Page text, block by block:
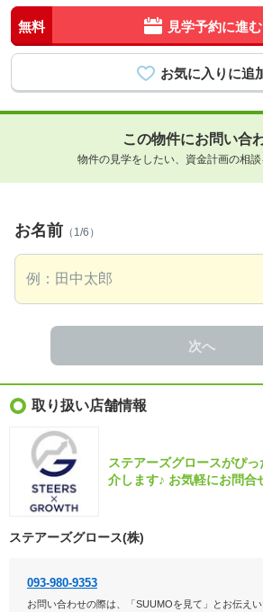
無料 見学予約に進む
この物件にお問い合
物件の見学をしたい、資金計画の相
お名前 （1/6）
次へ
取り扱い店舗情報
ステアーズグロースがぴ
介します♪ お気軽にお問合
ステアーズグロース(株)
093-980-9353
お問い合わせの際は、「SUUMOを見て」とお伝えい